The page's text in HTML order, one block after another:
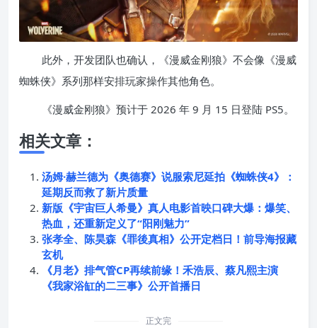
此外，开发团队也确认，《漫威金刚狼》不会像《漫威
蜘蛛侠》系列那样安排玩家操作其他角色。
《漫威金刚狼》预计于 2026 年 9 月 15 日登陆 PS5。
相关文章：
汤姆·赫兰德为《奥德赛》说服索尼延拍《蜘蛛侠4》：
延期反而救了新片质量
新版《宇宙巨人希曼》真人电影首映口碑大爆：爆笑、
热血，还重新定义了“阳刚魅力”
张孝全、陈昊森《罪後真相》公开定档日！前导海报藏
玄机
《月老》排气管CP再续前缘！禾浩辰、蔡凡熙主演
《我家浴缸的二三事》公开首播日
正文完